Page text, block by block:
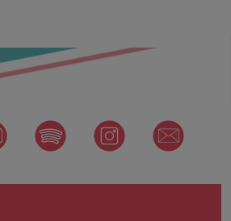
Spotify instagram newsletter